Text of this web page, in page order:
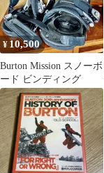
¥ 10,500
Burton Mission スノーボ
ード ビンディング